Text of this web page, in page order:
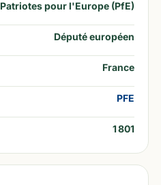
Patriotes pour l'Europe (PfE)
Député européen
France
PFE
1 801